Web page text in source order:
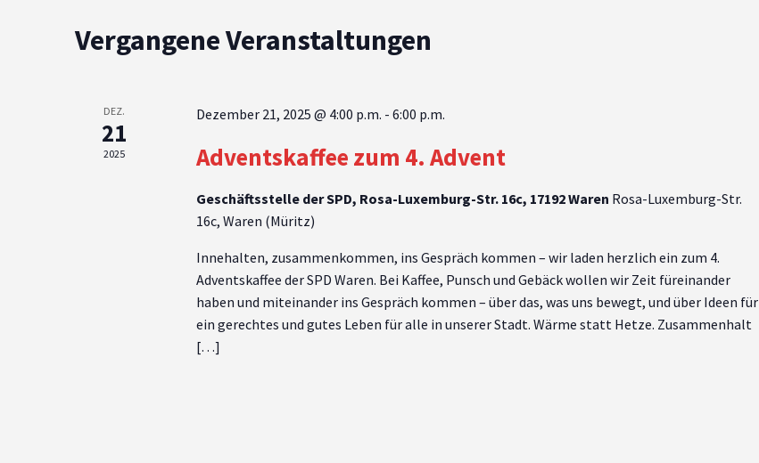
Vergangene Veranstaltungen
DEZ.
21
2025
Dezember 21, 2025 @ 4:00 p.m. - 6:00 p.m.
Adventskaffee zum 4. Advent
Geschäftsstelle der SPD, Rosa-Luxemburg-Str. 16c, 17192 Waren Rosa-Luxemburg-Str.
16c, Waren (Müritz)
Innehalten, zusammenkommen, ins Gespräch kommen – wir laden herzlich ein zum 4.
Adventskaffee der SPD Waren. Bei Kaffee, Punsch und Gebäck wollen wir Zeit füreinander
haben und miteinander ins Gespräch kommen – über das, was uns bewegt, und über Ideen für
ein gerechtes und gutes Leben für alle in unserer Stadt. Wärme statt Hetze. Zusammenhalt
[…]